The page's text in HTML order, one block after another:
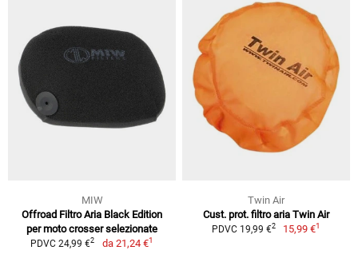
MIW
Offroad Filtro Aria Black Edition
per moto crosser selezionate
PDVC 24,99 €2 da 21,24 €1
Twin Air
Cust. prot. filtro aria Twin Air
PDVC 19,99 €2 15,99 €1